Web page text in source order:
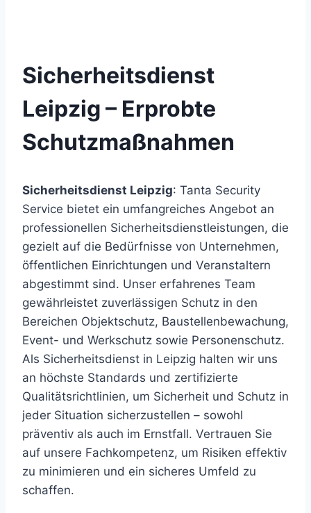
Sicherheitsdienst
Leipzig – Erprobte
Schutzmaßnahmen
Sicherheitsdienst Leipzig: Tanta Security
Service bietet ein umfangreiches Angebot an
professionellen Sicherheitsdienstleistungen, die
gezielt auf die Bedürfnisse von Unternehmen,
öffentlichen Einrichtungen und Veranstaltern
abgestimmt sind. Unser erfahrenes Team
gewährleistet zuverlässigen Schutz in den
Bereichen Objektschutz, Baustellenbewachung,
Event- und Werkschutz sowie Personenschutz.
Als Sicherheitsdienst in Leipzig halten wir uns
an höchste Standards und zertifizierte
Qualitätsrichtlinien, um Sicherheit und Schutz in
jeder Situation sicherzustellen – sowohl
präventiv als auch im Ernstfall. Vertrauen Sie
auf unsere Fachkompetenz, um Risiken effektiv
zu minimieren und ein sicheres Umfeld zu
schaffen.